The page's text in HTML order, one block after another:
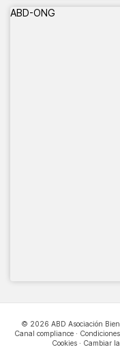
ABD-ONG
© 2026 ABD Asociación
Canal compliance·
Cookies · Cambiar